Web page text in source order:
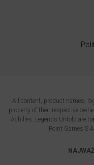
All content, product names,
property of their respective
Achilles: Legends Untold are
Point Games